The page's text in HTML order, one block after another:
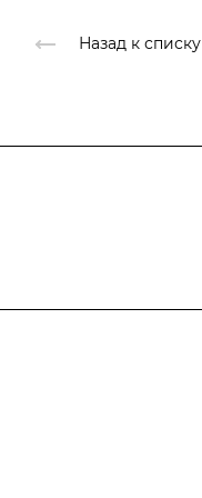
Назад к списку